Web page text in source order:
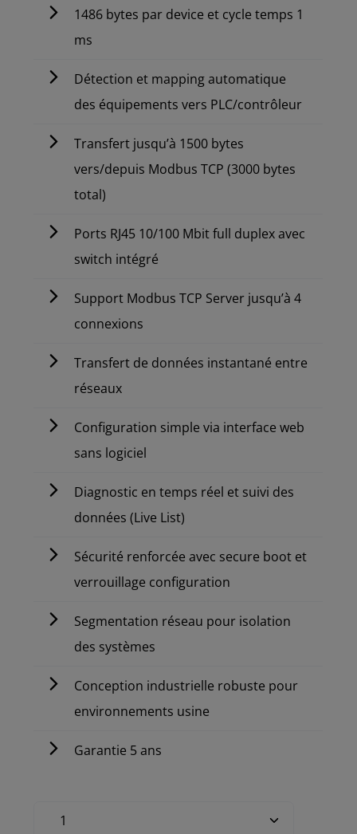
1486 bytes par device et cycle temps 1
ms
Détection et mapping automatique
des équipements vers PLC/contrôleur
Transfert jusqu’à 1500 bytes
vers/depuis Modbus TCP (3000 bytes
total)
Ports RJ45 10/100 Mbit full duplex avec
switch intégré
Support Modbus TCP Server jusqu’à 4
connexions
Transfert de données instantané entre
réseaux
Configuration simple via interface web
sans logiciel
Diagnostic en temps réel et suivi des
données (Live List)
Sécurité renforcée avec secure boot et
verrouillage configuration
Segmentation réseau pour isolation
des systèmes
Conception industrielle robuste pour
environnements usine
Garantie 5 ans